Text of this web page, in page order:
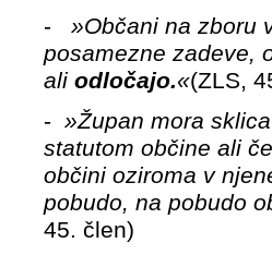
- »Občani na zboru
posamezne zadeve,
ali odločajo.«(ZLS,
- »Župan mora
statutom občine ali
občini oziroma v
pobudo, na pobudo
45. člen)